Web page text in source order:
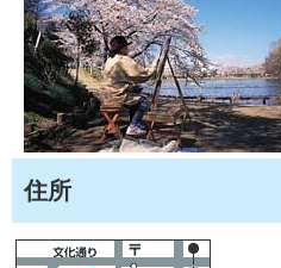
住所